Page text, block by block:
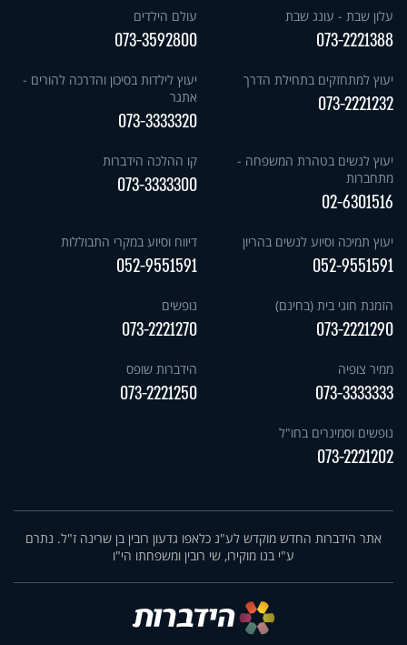
עלון שבת - עונג שבת
073-2221388
עולם הילדים
073-3592800
יעוץ למתחזקים בתחילת הדרך
073-2221232
יעוץ לילדות בסיכון והדרכה להורים -
אתגר
073-3333320
יעוץ לנשים בטהרת המשפחה -
מתחברות
02-6301516
קו ההלכה הידברות
073-3333300
יעוץ תמיכה וסיוע לנשים בהריון
052-9551591
דיווח וסיוע במקרי התבוללות
052-9551591
הזמנת חוגי בית (בחינם)
073-2221290
נופשים
073-2221270
ממיר צופיה
073-3333333
הידברות שופס
073-2221250
נופשים וסמינרים בחו"ל
073-2221202
אתר הידברות החדש מוקדש לע"נ כלאפו גדעון רובין בן שרינה ז"ל. נתרם
ע"י בנו מוקירו, שי רובין ומשפחתו הי"ו